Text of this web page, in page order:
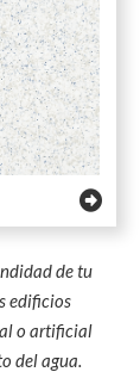
de tu
edificios
o artificial
del agua.